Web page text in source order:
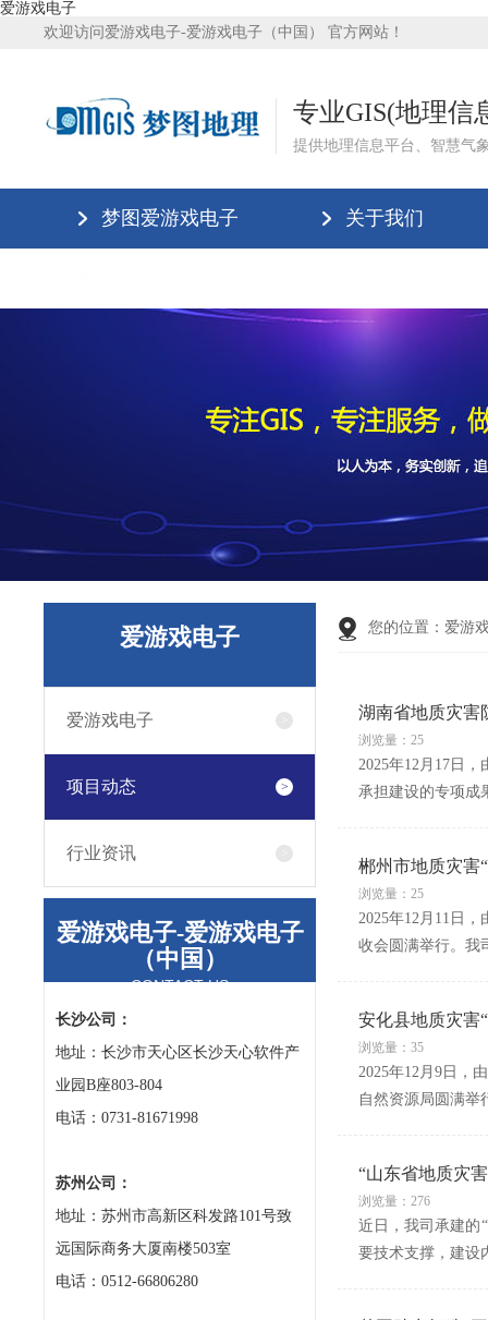
爱游戏电子
欢迎访问爱游戏电子-爱游戏电子（中国） 官方网站！
专业GIS(地理信
提供地理信息平台、智慧气
梦图爱游戏电子 关于我们
爱游戏电子
爱游戏电子
项目动态
行业资讯
爱游戏电子-爱游戏电子
（中国）
CONTACT US
长沙公司：
地址：长沙市天心区长沙天心软件产
业园B座803-804
电话：0731-81671998
苏州公司：
地址：苏州市高新区科发路101号致
远国际商务大厦南楼503室
电话：0512-66806280
您的位置： 爱游
湖南省地质灾害
浏览量：25
2025年12月17日
承担建设的专项成
郴州市地质灾害
浏览量：25
2025年12月11日
收会圆满举行。我
安化县地质灾害
浏览量：35
2025年12月9日，
自然资源局圆满
“山东省地质灾
浏览量：276
近日，我司承建的
要技术支撑，建设